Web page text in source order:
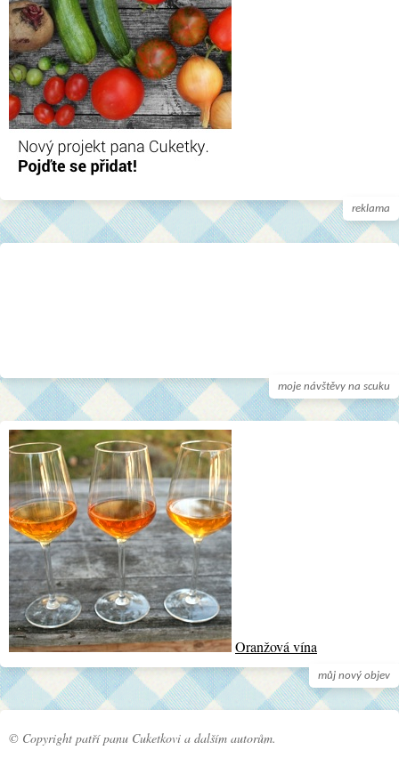
reklama
moje návštěvy na scuku
můj nový objev
Oranžová vína
© Copyright patří panu Cuketkovi a dalším autorům.